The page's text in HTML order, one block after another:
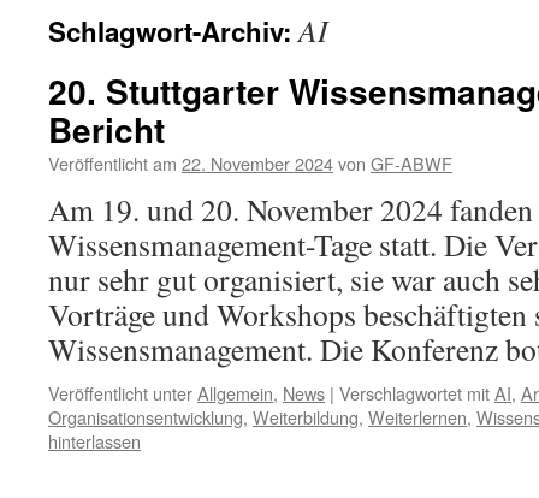
Schlagwort-Archiv:AI
20. Stuttgarter
Bericht
Veröffentlicht am 22. November 2024von GF-ABWF
Am 19. und 20. November 2024
Wissensmanagement-Tage statt. Die
nur sehr gut organisiert, sie war auch
Vorträge und Workshops
Wissensmanagement. Die Konferenz
Veröffentlicht unterAllgemein, News | Verschlagwortet mitAI,
Organisationsentwicklung, Weiterbildung, Weiterlernen,
hinterlassen